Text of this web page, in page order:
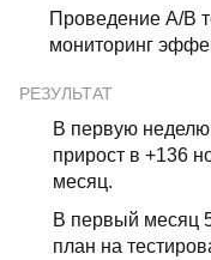
Проведение А/В
мониторинг
РЕЗУЛЬТАТ
В первую неделю
прирост в +136
месяц.
В первый месяц
план на